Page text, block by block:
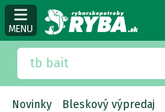
MENU
Novinky Bleskový výpredaj